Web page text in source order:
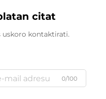
citat
uskoro kontaktirati.
0/100